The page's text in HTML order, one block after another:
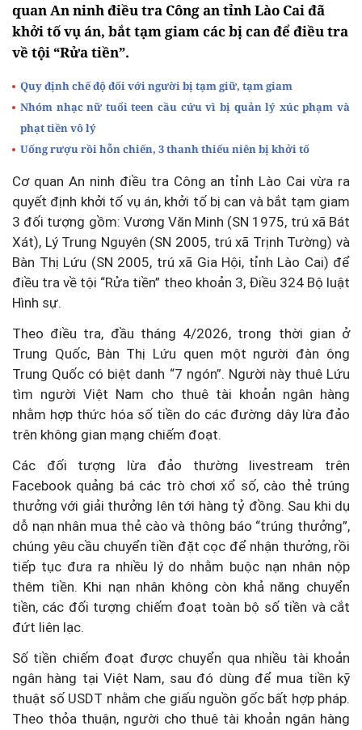
quan An ninh điều tra Công an tỉnh Lào Cai đã
khởi tố vụ án, bắt tạm giam các bị can để điều tra
về tội “Rửa tiền”.
Quy định chế độ đối với người bị tạm giữ, tạm giam
Nhóm nhạc nữ tuổi teen cầu cứu vì bị quản lý xúc phạm và
phạt tiền vô lý
Uống rượu rồi hỗn chiến, 3 thanh thiếu niên bị khởi tố
Cơ quan An ninh điều tra Công an tỉnh Lào Cai vừa ra
quyết định khởi tố vụ án, khởi tố bị can và bắt tạm giam
3 đối tượng gồm: Vương Văn Minh (SN 1975, trú xã Bát
Xát), Lý Trung Nguyên (SN 2005, trú xã Trịnh Tường) và
Bàn Thị Lứu (SN 2005, trú xã Gia Hội, tỉnh Lào Cai) để
điều tra về tội “Rửa tiền” theo khoản 3, Điều 324 Bộ luật
Hình sự.
Theo điều tra, đầu tháng 4/2026, trong thời gian ở
Trung Quốc, Bàn Thị Lứu quen một người đàn ông
Trung Quốc có biệt danh “7 ngón”. Người này thuê Lứu
tìm người Việt Nam cho thuê tài khoản ngân hàng
nhằm hợp thức hóa số tiền do các đường dây lừa đảo
trên không gian mạng chiếm đoạt.
Các đối tượng lừa đảo thường livestream trên
Facebook quảng bá các trò chơi xổ số, cào thẻ trúng
thưởng với giải thưởng lên tới hàng tỷ đồng. Sau khi dụ
dỗ nạn nhân mua thẻ cào và thông báo “trúng thưởng”,
chúng yêu cầu chuyển tiền đặt cọc để nhận thưởng, rồi
tiếp tục đưa ra nhiều lý do nhằm buộc nạn nhân nộp
thêm tiền. Khi nạn nhân không còn khả năng chuyển
tiền, các đối tượng chiếm đoạt toàn bộ số tiền và cắt
đứt liên lạc.
Số tiền chiếm đoạt được chuyển qua nhiều tài khoản
ngân hàng tại Việt Nam, sau đó dùng để mua tiền kỹ
thuật số USDT nhằm che giấu nguồn gốc bất hợp pháp.
Theo thỏa thuận, người cho thuê tài khoản ngân hàng